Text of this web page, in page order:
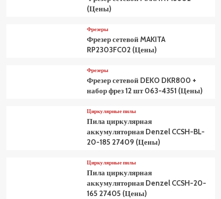
(Цены)
Фрезеры
Фрезер сетевой MAKITA
RP2303FC02 (Цены)
Фрезеры
Фрезер сетевой DEKO DKR800 +
набор фрез 12 шт 063-4351 (Цены)
Циркулярные пилы
Пила циркулярная
аккумуляторная Denzel CCSH-BL-
20-185 27409 (Цены)
Циркулярные пилы
Пила циркулярная
аккумуляторная Denzel CCSH-20-
165 27405 (Цены)